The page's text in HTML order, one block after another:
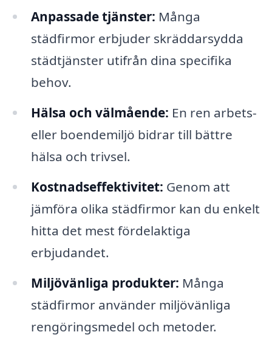
Anpassade tjänster: Många
städfirmor erbjuder skräddarsydda
städtjänster utifrån dina specifika
behov.
Hälsa och välmående: En ren arbets-
eller boendemiljö bidrar till bättre
hälsa och trivsel.
Kostnadseffektivitet: Genom att
jämföra olika städfirmor kan du enkelt
hitta det mest fördelaktiga
erbjudandet.
Miljövänliga produkter: Många
städfirmor använder miljövänliga
rengöringsmedel och metoder.